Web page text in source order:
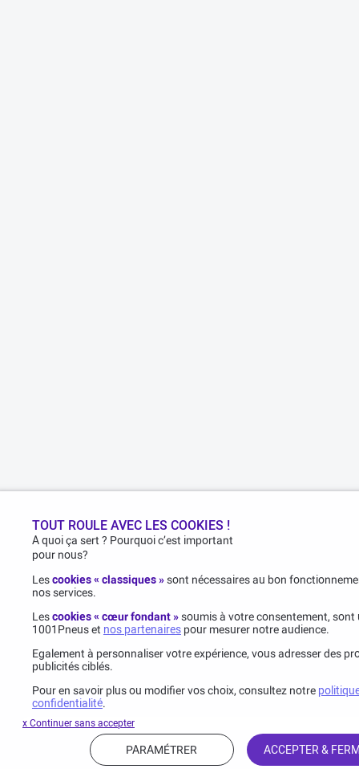
TOUT ROULE AVEC LES COOKIES !
A quoi ça sert ? Pourquoi c’est important
pour nous?
Lescookies « classiques »sont nécessaires au bon
nos services.
Lescookies « cœur fondant »soumis à votre consentement, sont
1001Pneus et nos partenairespour mesurer notre audience.
Egalement à personnaliser votre expérience, vous adresser des
publicités ciblés.
Pour en savoir plus ou modifier vos choix, consultez notre
confidentialité.
ACCEPTER &
PARAMÉTRER
x Continuer sans accepter